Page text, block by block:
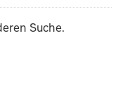
Suche.